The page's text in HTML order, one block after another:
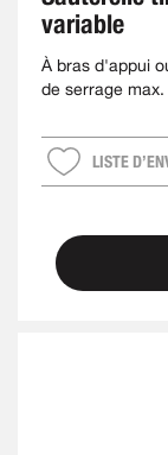
variable
À bras d'appui
de serrage
LISTE